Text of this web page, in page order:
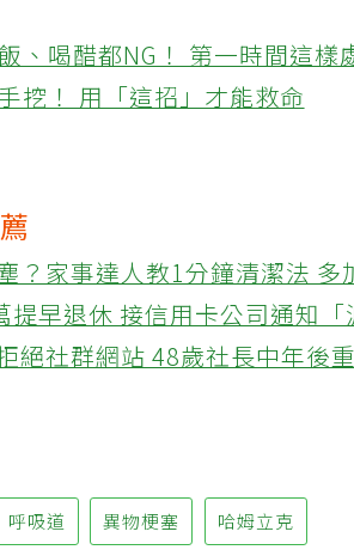
、喝醋都NG！ 第一時間這樣
挖！ 用「這招」才能救命
？家事達人教1分鐘清潔法 多
早退休 接信用卡公司通知
絕社群網站 48歲社長中年後
呼吸道 異物梗塞 哈姆立克